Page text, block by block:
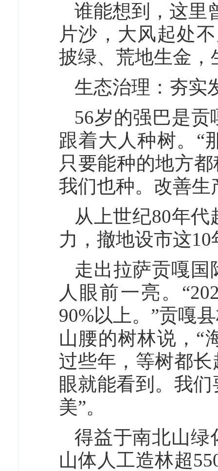
谁能想到，这里
片沙，大风起处
披绿、荒地生金
生态治理：夯实
56岁的强巴是
跟着大人种树。“
只要能种的地方
我们也种。改善生
从上世纪80年
力，撤地设市这
走出拉萨贡嘎国
人眼前一亮。
90%以上。”贡嘎
山腰的树林说，“
过些年，等树都
眼就能看到。我
美”。
得益于南北山绿
山体人工造林超